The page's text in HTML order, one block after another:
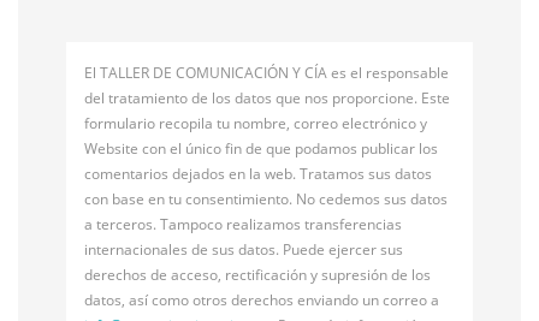
El TALLER DE COMUNICACIÓN Y CÍA es el responsable
del tratamiento de los datos que nos proporcione. Este
formulario recopila tu nombre, correo electrónico y
Website con el único fin de que podamos publicar los
comentarios dejados en la web. Tratamos sus datos
con base en tu consentimiento. No cedemos sus datos
a terceros. Tampoco realizamos transferencias
internacionales de sus datos. Puede ejercer sus
derechos de acceso, rectificación y supresión de los
datos, así como otros derechos enviando un correo a